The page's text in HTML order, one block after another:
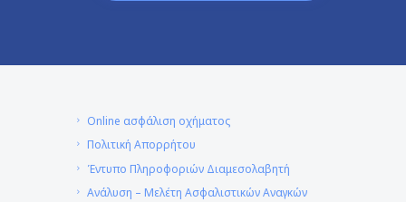
Online ασφάλιση οχήματος
Πολιτική Απορρήτου
Έντυπο Πληροφοριών Διαμεσολαβητή
Ανάλυση – Μελέτη Ασφαλιστικών Αναγκών